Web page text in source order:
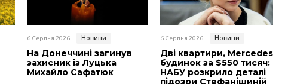
6 Серпня 2026 Новини
На Донеччині загинув
захисник із Луцька
Михайло Сафатюк
6 Серпня 2026 Новини
Дві квартири, Mercedes і
будинок за $550 тисяч:
НАБУ розкрило деталі
підозри Стефанішиній